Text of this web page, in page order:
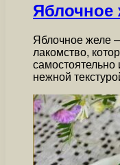
Яблочное
Яблочное желе
лакомство,
самостоятельно
нежной